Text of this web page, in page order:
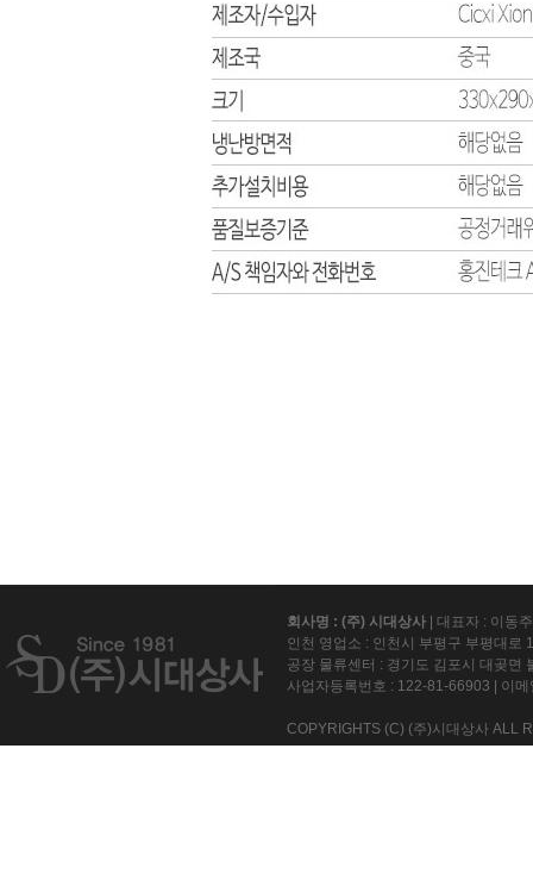
회사명 : (주) 시대상사 | 대표자 : 이동
인천 영업소 : 인천시 부평구 부평대로
공장 물류센터 : 경기도 김포시 대곶면
사업자등록번호 : 122-81-66903 | 이
COPYRIGHTS (C) (주)시대상사 ALL